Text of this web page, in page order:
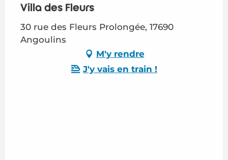
Villa des Fleurs
30 rue des Fleurs Prolongée, 17690
Angoulins
M'y rendre
J'y vais en train !